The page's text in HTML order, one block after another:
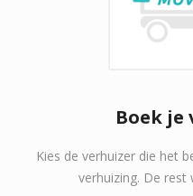
Boek je
Kies de verhuizer die het
verhuizing. De